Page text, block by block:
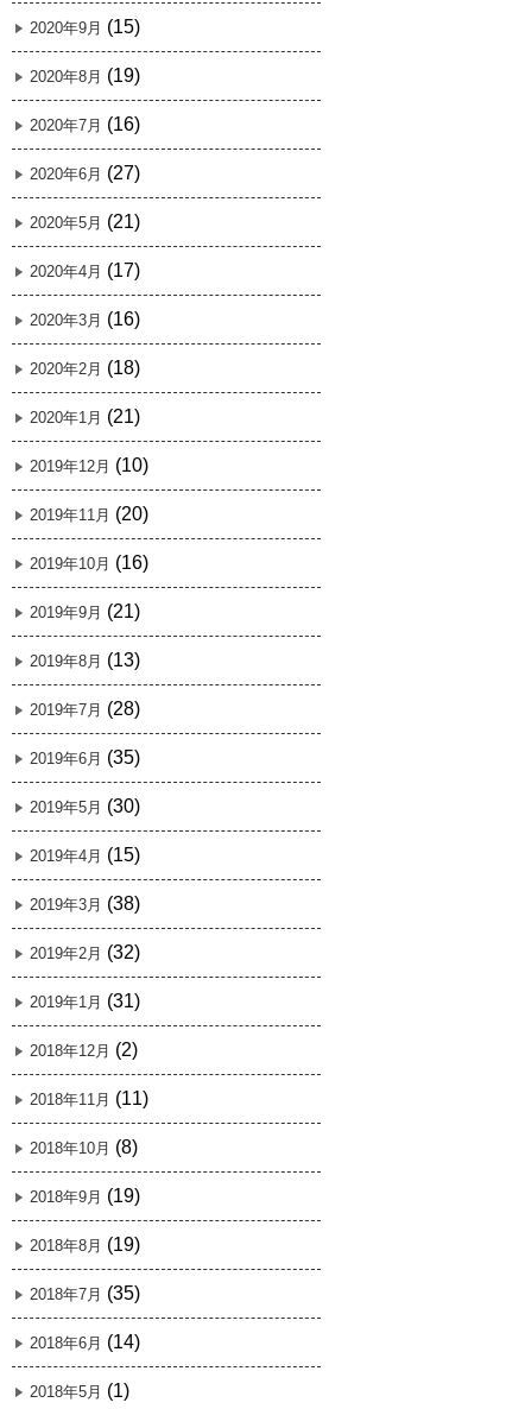
2020年9月 (15)
2020年8月 (19)
2020年7月 (16)
2020年6月 (27)
2020年5月 (21)
2020年4月 (17)
2020年3月 (16)
2020年2月 (18)
2020年1月 (21)
2019年12月 (10)
2019年11月 (20)
2019年10月 (16)
2019年9月 (21)
2019年8月 (13)
2019年7月 (28)
2019年6月 (35)
2019年5月 (30)
2019年4月 (15)
2019年3月 (38)
2019年2月 (32)
2019年1月 (31)
2018年12月 (2)
2018年11月 (11)
2018年10月 (8)
2018年9月 (19)
2018年8月 (19)
2018年7月 (35)
2018年6月 (14)
2018年5月 (1)